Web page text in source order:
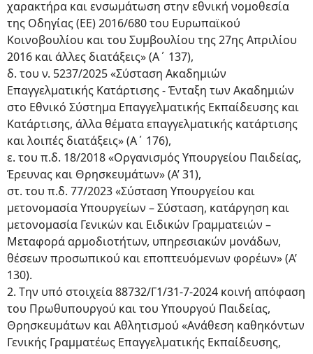
χαρακτήρα και ενσωμάτωση στην εθνική νομοθεσία
της Οδηγίας (ΕΕ) 2016/680 του Ευρωπαϊκού
Κοινοβουλίου και του Συμβουλίου της 27ης Απριλίου
2016 και άλλες διατάξεις» (Α΄ 137),
δ. του ν. 5237/2025 «Σύσταση Ακαδημιών
Επαγγελματικής Κατάρτισης - Ένταξη των Ακαδημιών
στο Εθνικό Σύστημα Επαγγελματικής Εκπαίδευσης και
Κατάρτισης, άλλα θέματα επαγγελματικής κατάρτισης
και λοιπές διατάξεις» (Α΄ 176),
ε. του π.δ. 18/2018 «Οργανισμός Υπουργείου Παιδείας,
Έρευνας και Θρησκευμάτων» (Α’ 31),
στ. του π.δ. 77/2023 «Σύσταση Υπουργείου και
μετονομασία Υπουργείων – Σύσταση, κατάργηση και
μετονομασία Γενικών και Ειδικών Γραμματειών –
Μεταφορά αρμοδιοτήτων, υπηρεσιακών μονάδων,
θέσεων προσωπικού και εποπτευόμενων φορέων» (Α’
130).
2. Tην υπό στοιχεία 88732/Γ1/31-7-2024 κοινή απόφαση
του Πρωθυπουργού και του Υπουργού Παιδείας,
Θρησκευμάτων και Αθλητισμού «Ανάθεση καθηκόντων
Γενικής Γραμματέως Επαγγελματικής Εκπαίδευσης,